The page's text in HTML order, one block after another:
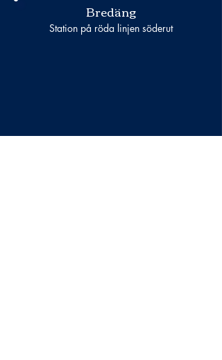
Bredäng
Station på röda linjen söderut